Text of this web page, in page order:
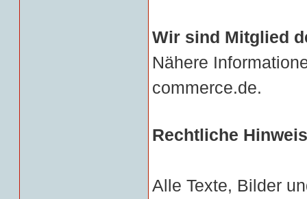
Wir sind Mitglied
Nähere
commerce.de.
Rechtliche
Alle Texte, Bilder